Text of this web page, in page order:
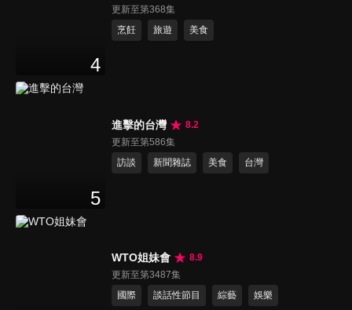
4
更新至第368集
烹飪
旅遊 美食
5
進擊的台灣
8.2
更新至第586集
訪談
新聞雜誌 美食 台灣
WTO姐妹會
8.9
更新至第3487集
國際
談話性節目 綜藝 娛樂